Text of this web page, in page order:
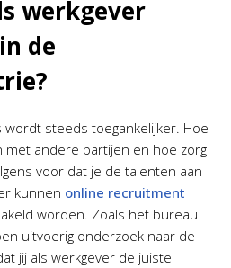
werkgever
de
wordt steeds toegankelijker. Hoe
met andere partijen en hoe zorg
voor dat je de talenten aan
kunnen online recruitment
worden. Zoals het bureau
uitvoerig onderzoek naar de
jij als werkgever de juiste